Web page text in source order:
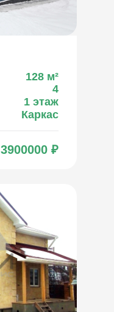
128 м²
4
1 этаж
Каркас
3900000 ₽